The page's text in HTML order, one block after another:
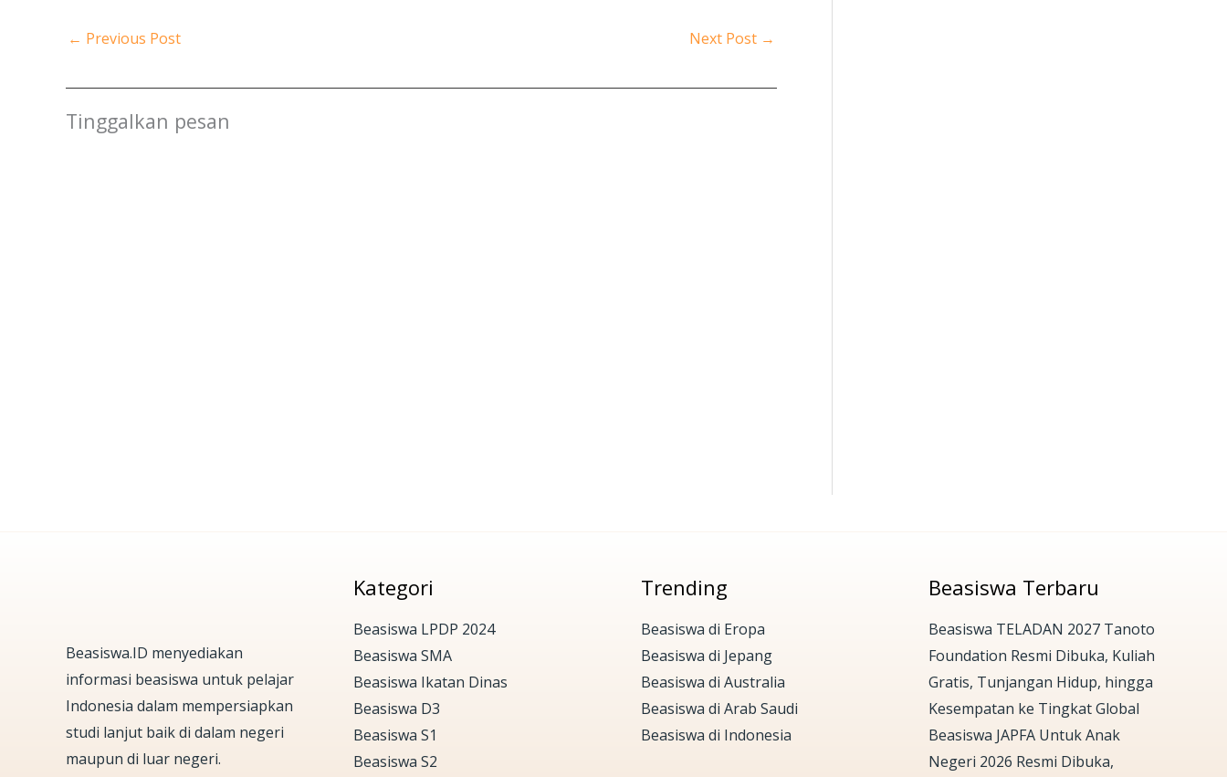
← Previous Post Next Post →
Tinggalkan pesan
Beasiswa.ID menyediakan
informasi beasiswa untuk pelajar
Indonesia dalam mempersiapkan
studi lanjut baik di dalam negeri
maupun di luar negeri.
Kategori
Beasiswa LPDP 2024
Beasiswa SMA
Beasiswa Ikatan Dinas
Beasiswa D3
Beasiswa S1
Beasiswa S2
Trending
Beasiswa di Eropa
Beasiswa di Jepang
Beasiswa di Australia
Beasiswa di Arab Saudi
Beasiswa di Indonesia
Beasiswa Terbaru
Beasiswa TELADAN 2027 Tanoto
Foundation Resmi Dibuka, Kuliah
Gratis, Tunjangan Hidup, hingga
Kesempatan ke Tingkat Global
Beasiswa JAPFA Untuk Anak
Negeri 2026 Resmi Dibuka,